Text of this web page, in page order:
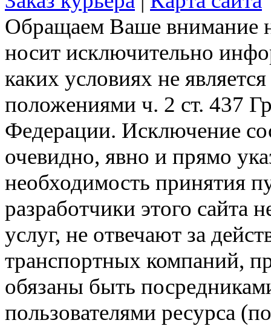
Обращаем Ваше внимание
носит исключительно
каких условиях не
положениями ч. 2 ст. 437
Федерации. Исключение
очевидно, явно и прямо
необходимость принятия
разработчики этого сайта
услуг, не отвечают за
транспортных компаний,
обязаны быть
пользователями ресурса